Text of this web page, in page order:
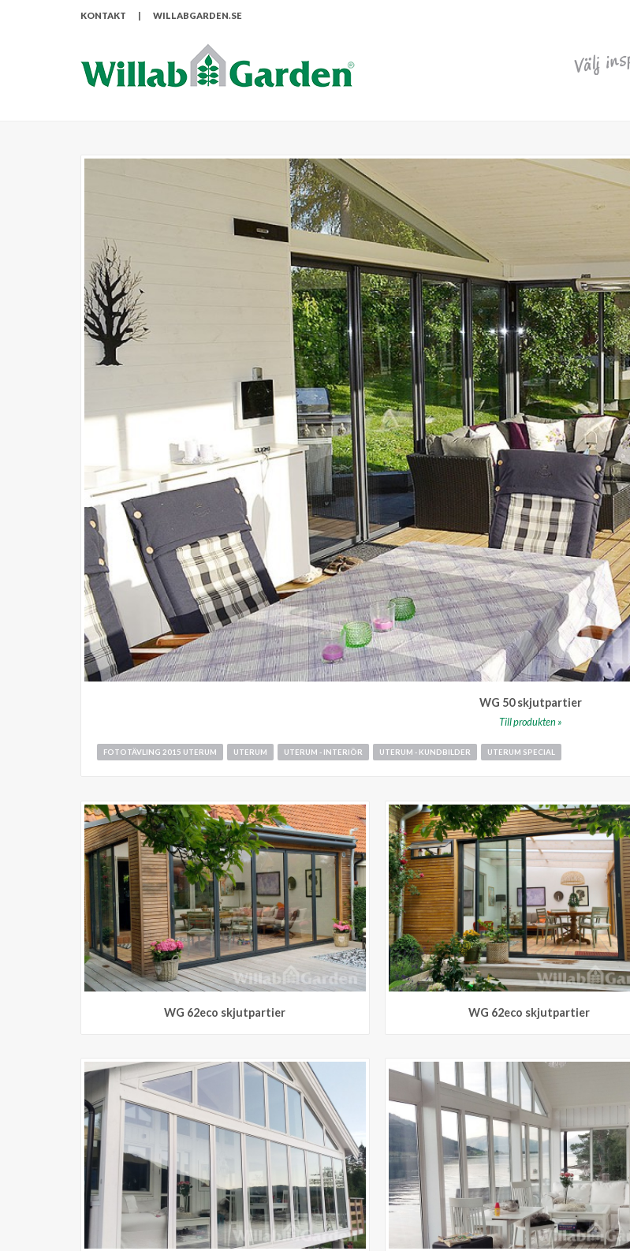
KONTAKT | WILLABGARDEN.SE
WG 50 skjutpartier
Till produkten »
FOTOTÄVLING 2015 UTERUM UTERUM UTERUM - INTERIÖR UTERUM - KUNDBILDER UTERUM SPECIAL
WG 62eco skjutpartier WG 62eco skjutpartier